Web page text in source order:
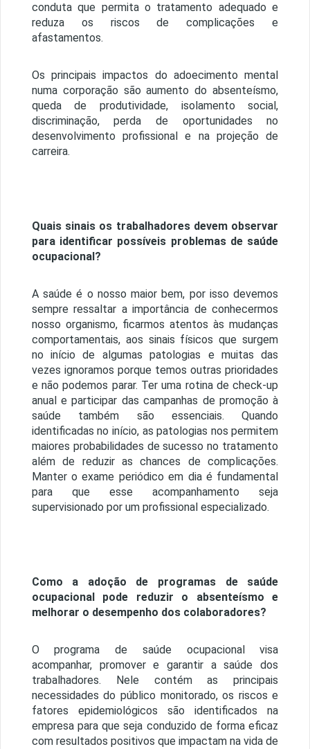
conduta que permita o tratamento adequado e
reduza os riscos de complicações e
afastamentos.
Os principais impactos do adoecimento mental
numa corporação são aumento do absenteísmo,
queda de produtividade, isolamento social,
discriminação, perda de oportunidades no
desenvolvimento profissional e na projeção de
carreira.
Quais sinais os trabalhadores devem observar
para identificar possíveis problemas de saúde
ocupacional?
A saúde é o nosso maior bem, por isso devemos
sempre ressaltar a importância de conhecermos
nosso organismo, ficarmos atentos às mudanças
comportamentais, aos sinais físicos que surgem
no início de algumas patologias e muitas das
vezes ignoramos porque temos outras prioridades
e não podemos parar. Ter uma rotina de check-up
anual e participar das campanhas de promoção à
saúde também são essenciais. Quando
identificadas no início, as patologias nos permitem
maiores probabilidades de sucesso no tratamento
além de reduzir as chances de complicações.
Manter o exame periódico em dia é fundamental
para que esse acompanhamento seja
supervisionado por um profissional especializado.
Como a adoção de programas de saúde
ocupacional pode reduzir o absenteísmo e
melhorar o desempenho dos colaboradores?
O programa de saúde ocupacional visa
acompanhar, promover e garantir a saúde dos
trabalhadores. Nele contém as principais
necessidades do público monitorado, os riscos e
fatores epidemiológicos são identificados na
empresa para que seja conduzido de forma eficaz
com resultados positivos que impactam na vida de